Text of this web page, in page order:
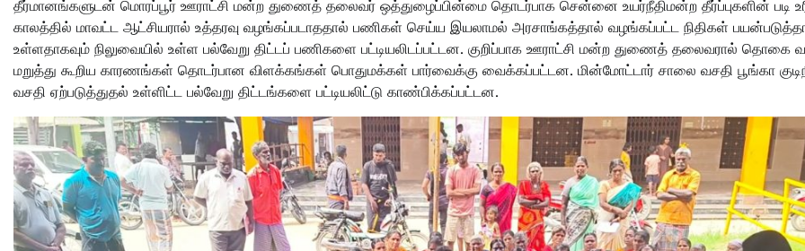
தீர்மானங்களுடன் மொரப்பூர் ஊராட்சி மன்ற துணைத் தலைவர் ஒத்துழைப்பின்மை தொடர்பாக சென்னை உயர்நீதிமன்ற தீர்ப்புகளின் படி
காலத்தில் மாவட்ட ஆட்சியரால் உத்தரவு வழங்கப்படாததால் பணிகள் செய்ய இயலாமல் அரசாங்கத்தால் வழங்கப்பட்ட நிதிகள்
உள்ளதாகவும் நிலுவையில் உள்ள பல்வேறு திட்டப் பணிகளை பட்டியலிடப்பட்டன. குறிப்பாக ஊராட்சி மன்ற துணைத் தலைவரால் தொகை
மறுத்து கூறிய காரணங்கள் தொடர்பான விளக்கங்கள் பொதுமக்கள் பார்வைக்கு வைக்கப்பட்டன. மின்மோட்டார் சாலை வசதி பூங்கா
வசதி ஏற்படுத்துதல் உள்ளிட்ட பல்வேறு திட்டங்களை பட்டியலிட்டு காண்பிக்கப்பட்டன.